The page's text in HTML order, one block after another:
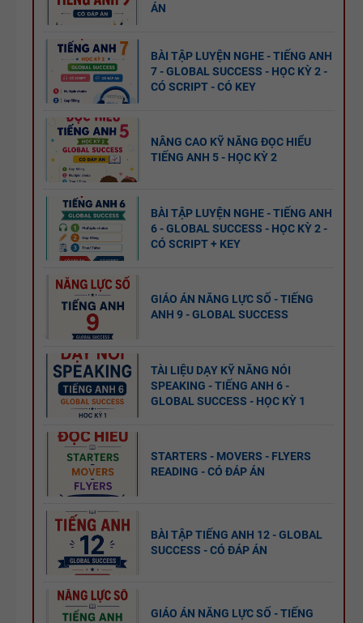
TIẾNG ANH
7 - GLOBAL
SUCCESS -
CÓ ĐÁP ÁN
TÓM TẮT
CÁC
NGỮ PHÁP
TIẾNG ANH
SPEAKING
TIẾNG ANH
3
4 -
CAMBRIDG
ÁN
BÀI TẬP LUYỆN NGHE - TIẾNG ANH
7 - GLOBAL SUCCESS - HỌC KỲ 2 -
CÓ SCRIPT - CÓ KEY
NÂNG CAO KỸ NĂNG ĐỌC HIỂU
TIẾNG ANH 5 - HỌC KỲ 2
BÀI TẬP LUYỆN NGHE - TIẾNG ANH
6 - GLOBAL SUCCESS - HỌC KỲ 2 -
CÓ SCRIPT + KEY
GIÁO ÁN NĂNG LỰC SỐ - TIẾNG
ANH 9 - GLOBAL SUCCESS
TÀI LIỆU DẠY KỸ NĂNG NÓI
SPEAKING - TIẾNG ANH 6 -
GLOBAL SUCCESS - HỌC KỲ 1
STARTERS - MOVERS - FLYERS
READING - CÓ ĐÁP ÁN
BÀI TẬP TIẾNG ANH 12 - GLOBAL
SUCCESS - CÓ ĐÁP ÁN
GIÁO ÁN NĂNG LỰC SỐ - TIẾNG